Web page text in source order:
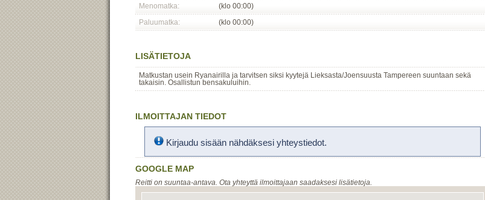
Menomatka:
(klo 00:00)
Paluumatka:
(klo 00:00)
LISÄTIETOJA
Matkustan usein Ryanairilla ja tarvitsen siksi kyytejä Lieksasta/Joensuusta Tampereen suuntaan sekä
takaisin. Osallistun bensakuluihin.
ILMOITTAJAN TIEDOT
Kirjaudu sisään nähdäksesi yhteystiedot.
GOOGLE MAP
Reitti on suuntaa-antava. Ota yhteyttä ilmoittajaan saadaksesi lisätietoja.